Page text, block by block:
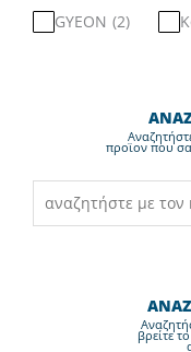
GYEON (2)
προϊον που
βρείτε